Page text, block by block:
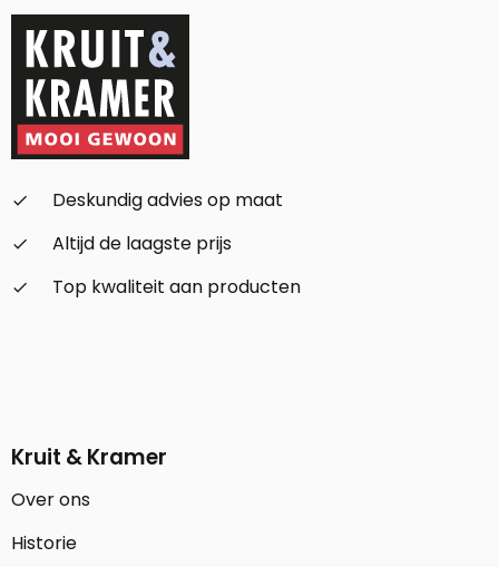
check_small
Deskundig advies op maat
check_small
Altijd de laagste prijs
check_small
Top kwaliteit aan producten
Kruit & Kramer
Over ons
Historie